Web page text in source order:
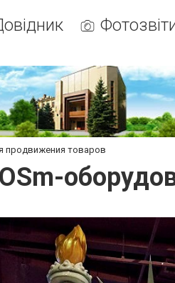
продвижения товаров